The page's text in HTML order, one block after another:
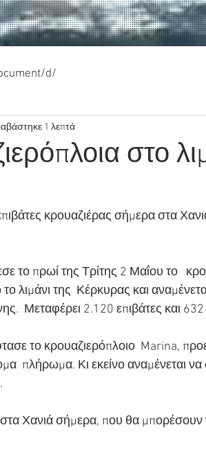
d/
στο
1 λεπτά
κρουαζιέρας σήμερα στα
το πρωί της Τρίτης 2 Μαΐου το
λιμάνι της  Κέρκυρας και
Μεταφέρει 2.120 επιβάτες και
το κρουαζιερόπλοιο  Marina,
πλήρωμα. Κι εκείνο αναμένεται
στα Χανιά σήμερα, που θα